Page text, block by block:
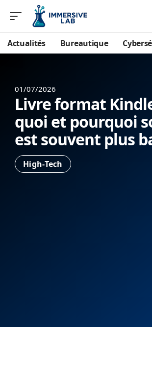
Actualités Bureautique
01/07/2026
Livre format
quoi et pourquoi
est souvent plus
High-Tech